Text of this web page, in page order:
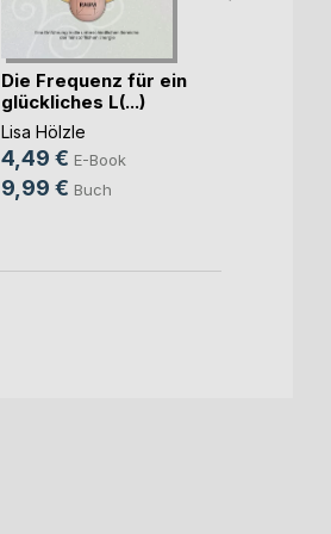
Die Frequenz für ein
glückliches L(...)
Lisa Hölzle
4,49 € E-Book
9,99 € Buch